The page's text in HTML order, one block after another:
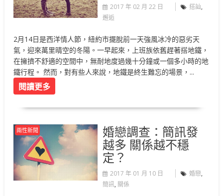
2017 年 02 月 22 日 搭訕,
邂逅
2月14日是西洋情人節，紐約市擺脫前一天強風冰冷的惡劣天
氣，迎來萬里晴空的冬陽。一早起來，上班族依舊趕著搭地鐵，
在擁擠不舒適的空間中，無耐地度過幾十分鐘或一個多小時的地
鐵行程。 然而，對有些人來說，地鐵是終生難忘的場景，...
閱讀更多
兩性新聞 婚戀調查：簡訊發
越多 關係越不穩
定？
2017 年 01 月 10 日 婚戀,
簡訊, 關係